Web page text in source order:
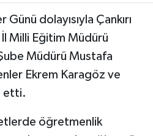
dolayısıyla Çankırı
İl Milli Eğitim Müdürü
Müdürü Mustafa
Ekrem Karagöz ve
etti.
öğretmenlik